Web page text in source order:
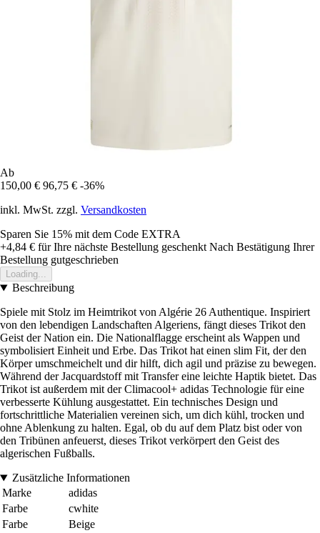
Ab
150,00 € 96,75 € -36%
inkl. MwSt. zzgl. Versandkosten
Sparen Sie 15% mit dem Code EXTRA
+4,84 € für Ihre nächste Bestellung geschenkt Nach Bestätigung Ihrer
Bestellung gutgeschrieben
Loading...
Beschreibung
Spiele mit Stolz im Heimtrikot von Algérie 26 Authentique. Inspiriert
von den lebendigen Landschaften Algeriens, fängt dieses Trikot den
Geist der Nation ein. Die Nationalflagge erscheint als Wappen und
symbolisiert Einheit und Erbe. Das Trikot hat einen slim Fit, der den
Körper umschmeichelt und dir hilft, dich agil und präzise zu bewegen.
Während der Jacquardstoff mit Transfer eine leichte Haptik bietet. Das
Trikot ist außerdem mit der Climacool+ adidas Technologie für eine
verbesserte Kühlung ausgestattet. Ein technisches Design und
fortschrittliche Materialien vereinen sich, um dich kühl, trocken und
ohne Ablenkung zu halten. Egal, ob du auf dem Platz bist oder von
den Tribünen anfeuerst, dieses Trikot verkörpert den Geist des
algerischen Fußballs.
Zusätzliche Informationen
Marke
adidas
Farbe
cwhite
Farbe
Beige